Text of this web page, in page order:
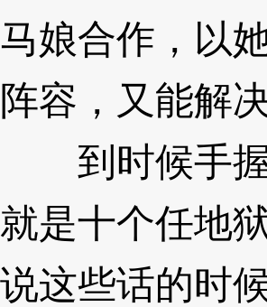
马娘合作，以
阵容，又能解
到时候手握
就是十个任地
说这些话的时